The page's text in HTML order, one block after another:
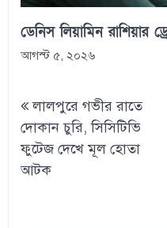
ডেনিস লিয়ামিন রাশিয়ার
আগস্ট ৫, ২০২৬
navigation
লালপুরে গভীর রাতে
দোকান চুরি, সিসিটিভি
ফুটেজ দেখে মূল হোতা
আটক